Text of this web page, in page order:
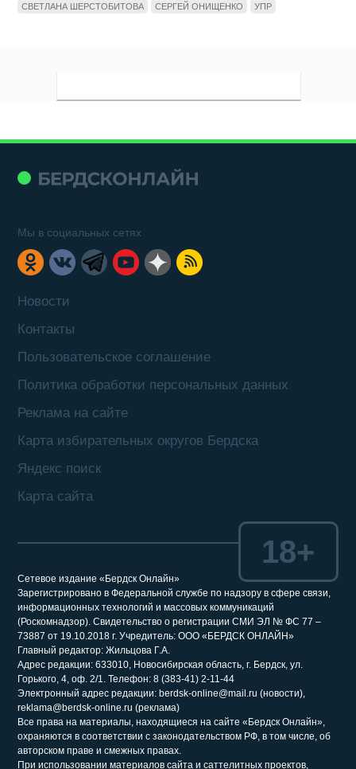
СВЕТЛАНА ШЕРСТОБИТОВА
СЕРГЕЙ ОНИЩЕНКО УПР
Новости
Контакты
Пользовательское соглашение
Политика обработки персональных данных
Реклама на сайте
Карта избирательных округов Бердска
Яндекс поиск
Карта сайта
Мы в социальных сетях
Сетевое издание «Бердск Онлайн»
Зарегистрировано в Федеральной службе по надзору в сфере связи,
информационных технологий и массовых коммуникаций
(Роскомнадзор). Свидетельство о регистрации СМИ ЭЛ № ФС 77 –
73887 от 19.10.2018 г. Учредитель: ООО «БЕРДСК ОНЛАЙН»
Главный редактор: Жильцова Г.А.
Адрес редакции: 633010, Новосибирская область, г. Бердск, ул.
Горького, 4, оф. 2/1. Телефон: 8 (383-41) 2-11-44
Электронный адрес редакции: berdsk-online@mail.ru (новости),
reklama@berdsk-online.ru (реклама)
Все права на материалы, находящиеся на сайте «Бердск Онлайн»,
охраняются в соответствии с законодательством РФ, в том числе, об
авторском праве и смежных правах.
При использовании материалов сайта и саттелитных проектов,
18+